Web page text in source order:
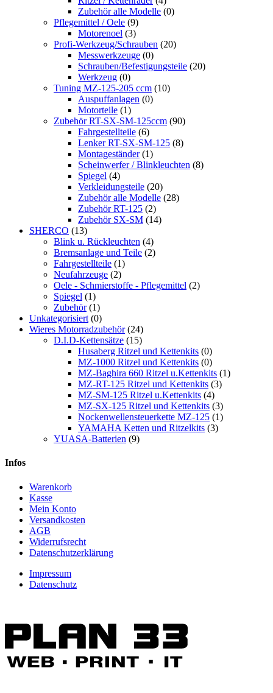
Zubehör alle Modelle (0)
Pflegemittel / Oele (9)
Motorenoel (3)
Profi-Werkzeug/Schrauben (20)
Messwerkzeuge (0)
Schrauben/Befestigungsteile (20)
Werkzeug (0)
Tuning MZ-125-205 ccm (10)
Auspuffanlagen (0)
Motorteile (1)
Zubehör RT-SX-SM-125ccm (90)
Fahrgestellteile (6)
Lenker RT-SX-SM-125 (8)
Montageständer (1)
Scheinwerfer / Blinkleuchten (8)
Spiegel (4)
Verkleidungsteile (20)
Zubehör alle Modelle (28)
Zubehör RT-125 (2)
Zubehör SX-SM (14)
SHERCO (13)
Blink u. Rückleuchten (4)
Bremsanlage und Teile (2)
Fahrgestellteile (1)
Neufahrzeuge (2)
Oele - Schmierstoffe - Pflegemittel (2)
Spiegel (1)
Zubehör (1)
Unkategorisiert (0)
Wieres Motorradzubehör (24)
D.I.D-Kettensätze (15)
Husaberg Ritzel und Kettenkits (0)
MZ-1000 Ritzel und Kettenkits (0)
MZ-Baghira 660 Ritzel u.Kettenkits (1)
MZ-RT-125 Ritzel und Kettenkits (3)
MZ-SM-125 Ritzel u.Kettenkits (4)
MZ-SX-125 Ritzel und Kettenkits (3)
Nockenwellensteuerkette MZ-125 (1)
YAMAHA Ketten und Ritzelkits (3)
YUASA-Batterien (9)
Infos
Warenkorb
Kasse
Mein Konto
Versandkosten
AGB
Widerrufsrecht
Datenschutzerklärung
Impressum
Datenschutz